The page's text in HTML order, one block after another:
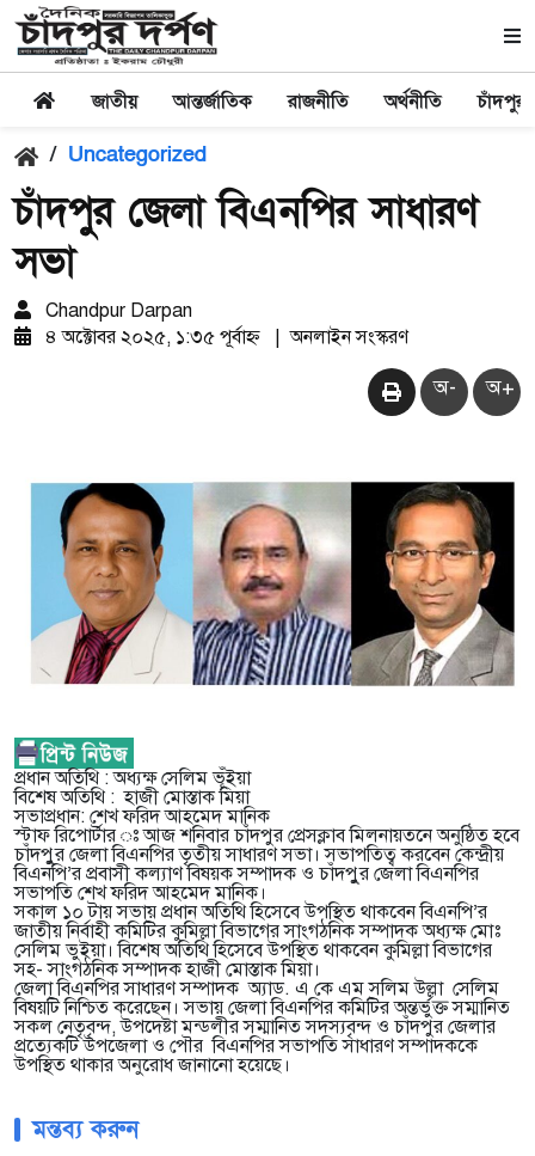
জাতীয় আন্তর্জাতিক রাজনীতি অর্থনীতি চাঁদপুর
/ Uncategorized
চাঁদপুুর জেলা বিএনপির সাধারণ
সভা
Chandpur Darpan
৪ অক্টোবর ২০২৫, ১:৩৫ পূর্বাহ্ন
অনলাইন সংস্করণ
অ- অ+
প্রধান অতিথি : অধ্যক্ষ সেলিম ভূঁইয়া
বিশেষ অতিথি : হাজী মোস্তাক মিয়া
সভাপ্রধান: শেখ ফরিদ আহমেদ মানিক
স্টাফ রিপোর্টার ঃ আজ শনিবার চাঁদপুর প্রেসক্লাব মিলনায়তনে অনুষ্ঠিত হবে
চাঁদপুুর জেলা বিএনপির তৃতীয় সাধারণ সভা। সভাপতিত্ব করবেন কেন্দ্রীয়
বিএনপি’র প্রবাসী কল্যাণ বিষয়ক সম্পাদক ও চাঁদপুুর জেলা বিএনপির
সভাপতি শেখ ফরিদ আহমেদ মানিক।
সকাল ১০ টায় সভায় প্রধান অতিথি হিসেবে উপস্থিত থাকবেন বিএনপি’র
জাতীয় নির্বাহী কমিটির কুমিল্লা বিভাগের সাংগঠনিক সম্পাদক অধ্যক্ষ মোঃ
সেলিম ভুইয়া। বিশেষ অতিথি হিসেবে উপস্থিত থাকবেন কুমিল্লা বিভাগের
সহ- সাংগঠনিক সম্পাদক হাজী মোস্তাক মিয়া।
জেলা বিএনপির সাধারণ সম্পাদক অ্যাড. এ কে এম সলিম উল্লা সেলিম
বিষয়টি নিশ্চিত করেছেন। সভায় জেলা বিএনপির কমিটির অন্তর্ভুক্ত সম্মানিত
সকল নেতৃবৃন্দ, উপদেষ্টা মন্ডলীর সম্মানিত সদস্যবৃন্দ ও চাঁদপুর জেলার
প্রত্যেকটি উপজেলা ও পৌর বিএনপির সভাপতি সাধারণ সম্পাদককে
উপস্থিত থাকার অনুরোধ জানানো হয়েছে।
মন্তব্য করুন